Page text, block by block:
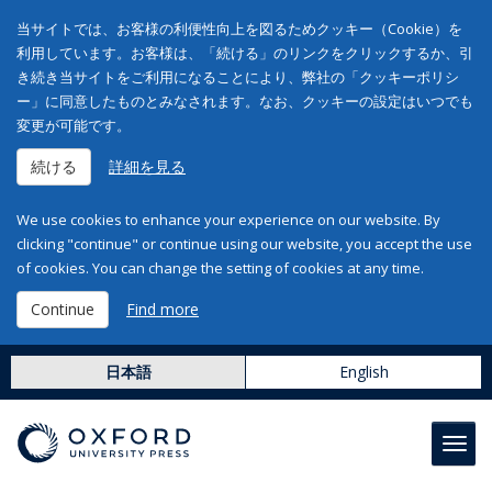
当サイトでは、お客様の利便性向上を図るためクッキー（Cookie）を
利用しています。お客様は、「続ける」のリンクをクリックするか、引
き続き当サイトをご利用になることにより、弊社の「クッキーポリシ
ー」に同意したものとみなされます。なお、クッキーの設定はいつでも
変更が可能です。
続ける 詳細を見る
We use cookies to enhance your experience on our website. By
clicking "continue" or continue using our website, you accept the use
of cookies. You can change the setting of cookies at any time.
Continue Find more
日本語 English